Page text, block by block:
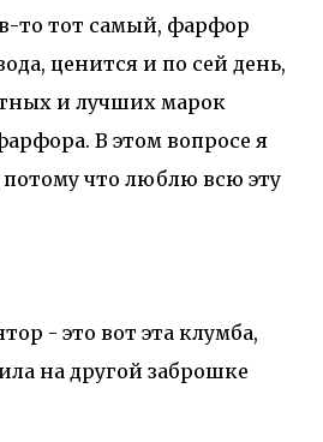
то тот самый, фарфор
ценится и по сей день,
и лучших марок
В этом вопросе я
что люблю всю эту
- это вот эта клумба,
на другой заброшке